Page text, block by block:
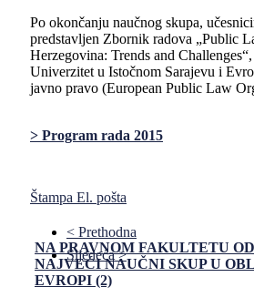
Po okončanju naučnog skupa,
predstavljen Zbornik radova „Public
Herzegovina: Trends and
Univerzitet u Istočnom Sarajevu i
javno pravo (European Public Law
> Program rada 2015
Štampa El. pošta
< Prethodna
Sljedeća >
NA PRAVNOM FAKULTETU
NAJVEĆI NAUČNI SKUP U
EVROPI (2)